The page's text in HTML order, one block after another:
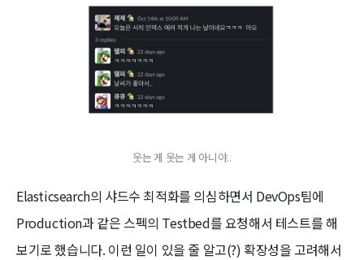
웃는 게 웃는 게 아니야..
Elasticsearch의 샤드수 최적화를 의심하면서 DevOps팀에
Production과 같은 스펙의 Testbed를 요청해서 테스트를 해
보기로 했습니다. 이런 일이 있을 줄 알고(?) 확장성을 고려해서